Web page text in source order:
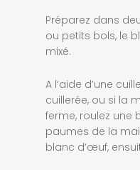
Préparez dans
ou petits bols, le
mixé.
A l’aide d’une
cuillerée, ou si la
ferme, roulez une
paumes de la
blanc d’œuf,